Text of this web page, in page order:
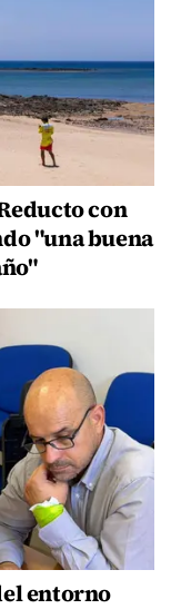
con
"una buena
entorno